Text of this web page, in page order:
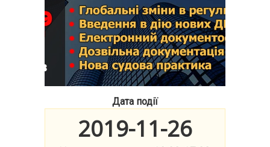
Дата події
2019-11-26